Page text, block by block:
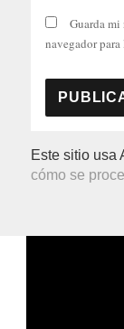
Guarda
navegador
Este sitio usa
cómo se